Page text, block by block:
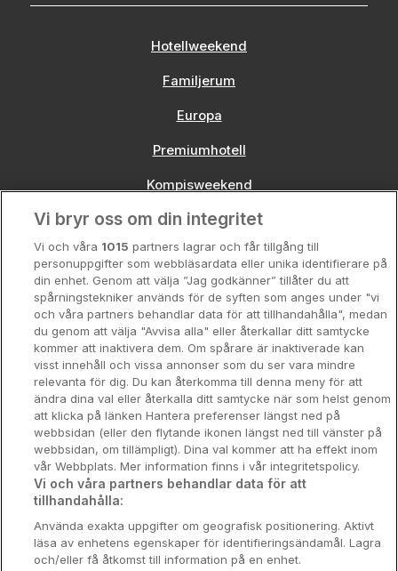
Hotellweekend
Familjerum
Europa
Premiumhotell
Kompisweekend
Storstadsweekend
Hotellrum under 995 kr
Spahotell
Sydsverige
Om Hotellpremien
Nya hotell
Stadsweekend
Booking Enquiries:
Hotellsupport:scandinavian@digibreaks.com
Vi bryr oss om din integritet
Vi och våra 1015 partners lagrar och får tillgång till
personuppgifter som webbläsardata eller unika identifierare på
din enhet. Genom att välja ”Jag godkänner” tillåter du att
spårningstekniker används för de syften som anges under "vi
och våra partners behandlar data för att tillhandahålla", medan
du genom att välja "Avvisa alla" eller återkallar ditt samtycke
kommer att inaktivera dem. Om spårare är inaktiverade kan
visst innehåll och vissa annonser som du ser vara mindre
relevanta för dig. Du kan återkomma till denna meny för att
ändra dina val eller återkalla ditt samtycke när som helst genom
att klicka på länken Hantera preferenser längst ned på
webbsidan (eller den flytande ikonen längst ned till vänster på
webbsidan, om tillämpligt). Dina val kommer att ha effekt inom
vår Webbplats. Mer information finns i vår integritetspolicy.
Vi och våra partners behandlar data för att
tillhandahålla:
Använda exakta uppgifter om geografisk positionering. Aktivt
läsa av enhetens egenskaper för identifieringsändamål. Lagra
och/eller få åtkomst till information på en enhet.